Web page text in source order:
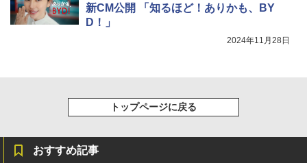
新CM公開 「知るほど！ありかも、BY
D！」
2024年11月28日
トップページに戻る
おすすめ記事